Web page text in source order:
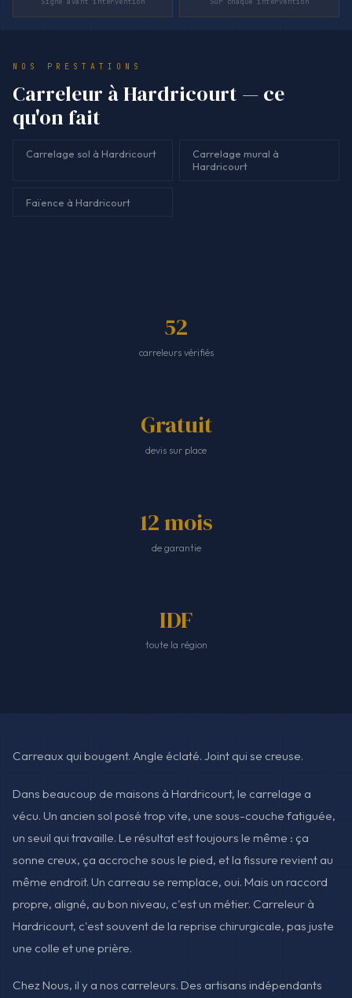
Signé avant intervention Sur chaque intervention
NOS PRESTATIONS
Carreleur à Hardricourt — ce
qu'on fait
Carrelage sol à Hardricourt
Carrelage mural à
Hardricourt
Faïence à Hardricourt
52
carreleurs vérifiés
Gratuit
devis sur place
12 mois
de garantie
IDF
toute la région
Carreaux qui bougent. Angle éclaté. Joint qui se creuse.
Dans beaucoup de maisons à Hardricourt, le carrelage a
vécu. Un ancien sol posé trop vite, une sous-couche fatiguée,
un seuil qui travaille. Le résultat est toujours le même : ça
sonne creux, ça accroche sous le pied, et la fissure revient au
même endroit. Un carreau se remplace, oui. Mais un raccord
propre, aligné, au bon niveau, c'est un métier. Carreleur à
Hardricourt, c'est souvent de la reprise chirurgicale, pas juste
une colle et une prière.
Chez Nous, il y a nos carreleurs. Des artisans indépendants